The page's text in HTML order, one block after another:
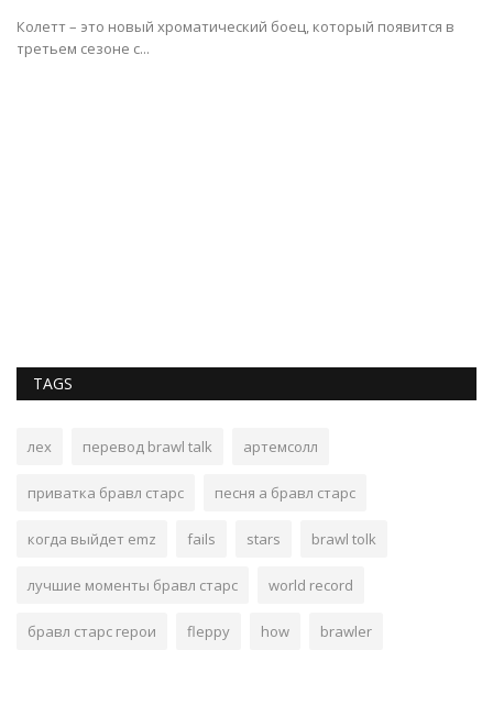
Колетт – это новый хроматический боец, который появится в
третьем сезоне с...
TAGS
лех перевод brawl talk артемсолл
приватка бравл старс песня а бравл старс
когда выйдет emz fails stars brawl tolk
лучшие моменты бравл старс world record
бравл старс герои fleppy how brawler